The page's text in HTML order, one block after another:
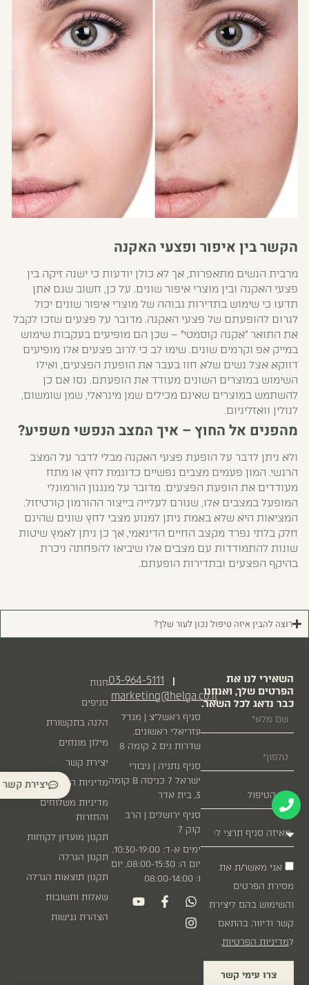
הקשר בין איפור ופצעי האקנה
מרבית הנשים מתאפרות, אך לא כולן יודעות כי ישנה זיקה בין
פצעי האקנה ובין מוצרי איפור שונים. על כן, חשוב שגם אתן
תדעו כי שימוש בתדירות גבוהה של מוצרי איפור שונים יכול
לגרום להופעתם של פצעי האקנה. מדובר על פצעים שזכו לקבל
את התואר "אקנה קוסמטי" – שכן הם מופיעים בעקבות שימוש
במייק אפ וקרמים שונים. שימו לב כי לרוב פצעים אלו מופיעים
דווקא אצל נשים שלא חוו בעבר את הופעת הפצעים, ואילו
השימוש במוצרים השונים מעודד את הופעתם. נסו אם כן
להשתמש במוצרים שאינם מכילים שמן מינראלי, שמן שומשום,
לנולין וואזליניום.
מהפנים אל החוץ – איך המצב הנפשי משפיע?
ולא ניתן לדבר על הופעת פצעי האקנה מבלי לדבר על המצב
הרגשי. המון פעמים מצבים נפשיים כדוגמת לחץ או מתח
מעודדים את הופעת הפצעים. מדובר על מנגנון הורמונלי
המופעל במצבים אלו, שגורם לעלייה בייצור ההורמון קורטיזול.
המציאות היא שלא באמת ניתן למנוע מצבי לחץ שונים שהינם
חלק בלתי נפרד מקצב החיים הדינאמי, אך כן ניתן לאמץ שיטות
שונות להתמודדות עם מצבים אלו שיביאו להפחתה ניכרת
בהיקף הפצעים ובתדירות הופעתם.
רוצה להבין איזה טיפול נכון לעור שלך?
03-964-5111 |
marketing@helga.co.il
סניף ראשל״צ | מגדל
עזריאלי ראשונים,
שדרות נים 2 קומה 8
סניף נתניה | גיבורי
ישראל 7 כניסה B קומה
3, בית אדר
סניף ירושלים | הרב
קוק 7
ימים א-ד: 10:30-19:00,
יום ה: 08:00-15:30, יום
ו: 08:00-14:00
חנות
סניפים
הלגה בתקשורת
מילון מונחים
יצירת קשר
מדיניות הפרטיות
מדיניות משלוחים
והחזרות
תקנון מועדון לקוחות
תקנון הגרלה
תקנון תוצאות הגרלה
שאלות ותשובות
הצהרת נגישות
השאירי לנו את
הפרטים שלך, ואנחנו
כבר נדאג לכל השאר.
אני מאשר/ת את
מסירת הפרטים
והשימוש בהם ליצירת
קשר ודיוור, בהתאם
למדיניות הפרטיות.
צרו עימי קשר
יצירת קשר